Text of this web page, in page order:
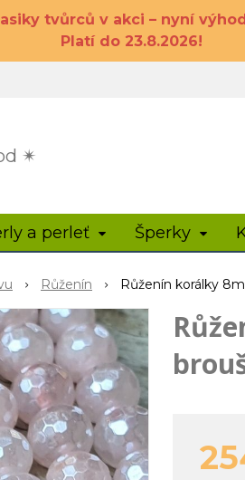
tvůrců v akci – nyní
Platí do 23.8.2026!
✴
a perleť Šperky
Růženín Růženín korálky